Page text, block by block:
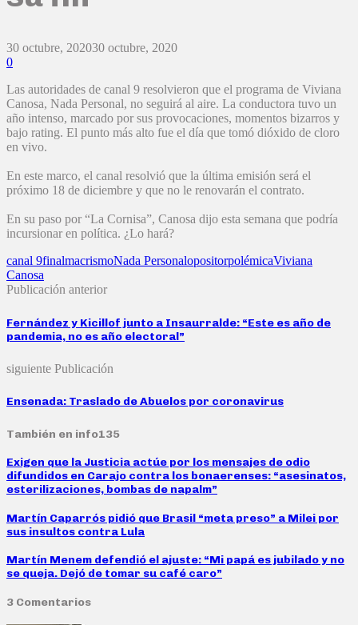
30 octubre, 202030 octubre, 2020
0
Las autoridades de canal 9 resolvieron que el programa de Viviana
Canosa, Nada Personal, no seguirá al aire. La conductora tuvo un
año intenso, marcado por sus provocaciones, momentos bizarros y
bajo rating. El punto más alto fue el día que tomó dióxido de cloro
en vivo.
En este marco, el canal resolvió que la última emisión será el
próximo 18 de diciembre y que no le renovarán el contrato.
En su paso por “La Cornisa”, Canosa dijo esta semana que podría
incursionar en política. ¿Lo hará?
canal 9finalmacrismoNada PersonalopositorpolémicaViviana
Canosa
Publicación anterior
Fernández y Kicillof junto a Insaurralde: “Este es año de
pandemia, no es año electoral”
siguiente Publicación
Ensenada: Traslado de Abuelos por coronavirus
También en info135
Exigen que la Justicia actúe por los mensajes de odio
difundidos en Carajo contra los bonaerenses: “asesinatos,
esterilizaciones, bombas de napalm”
Martín Caparrós pidió que Brasil “meta preso” a Milei por
sus insultos contra Lula
Martín Menem defendió el ajuste: “Mi papá es jubilado y no
se queja. Dejó de tomar su café caro”
3 Comentarios